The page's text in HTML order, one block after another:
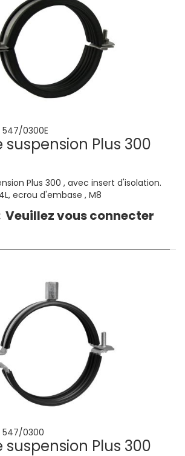
547/0300E
suspension Plus 300
Plus 300 , avec insert d'isolation.
ecrou d'embase , M8
Veuillez vous connecter
547/0300
suspension Plus 300